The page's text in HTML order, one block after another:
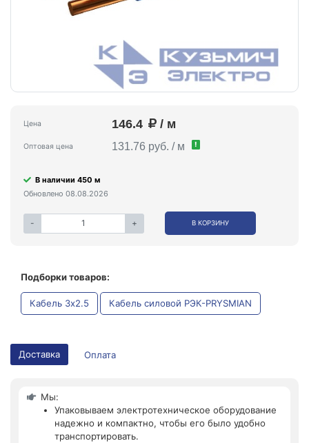
Цена 146.4 / м
Оптовая цена 131.76 руб. / м !
В наличии 450 м
Обновлено 08.08.2026
- + В КОРЗИНУ
Подборки товаров:
Кабель 3x2.5 Кабель силовой РЭК-PRYSMIAN
Доставка Оплата
Мы:
Упаковываем электротехническое оборудование
надежно и компактно, чтобы его было удобно
транспортировать.